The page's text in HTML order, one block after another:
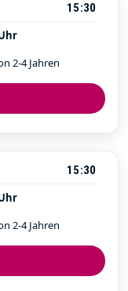
15:30
2-4 Jahren
15:30
2-4 Jahren